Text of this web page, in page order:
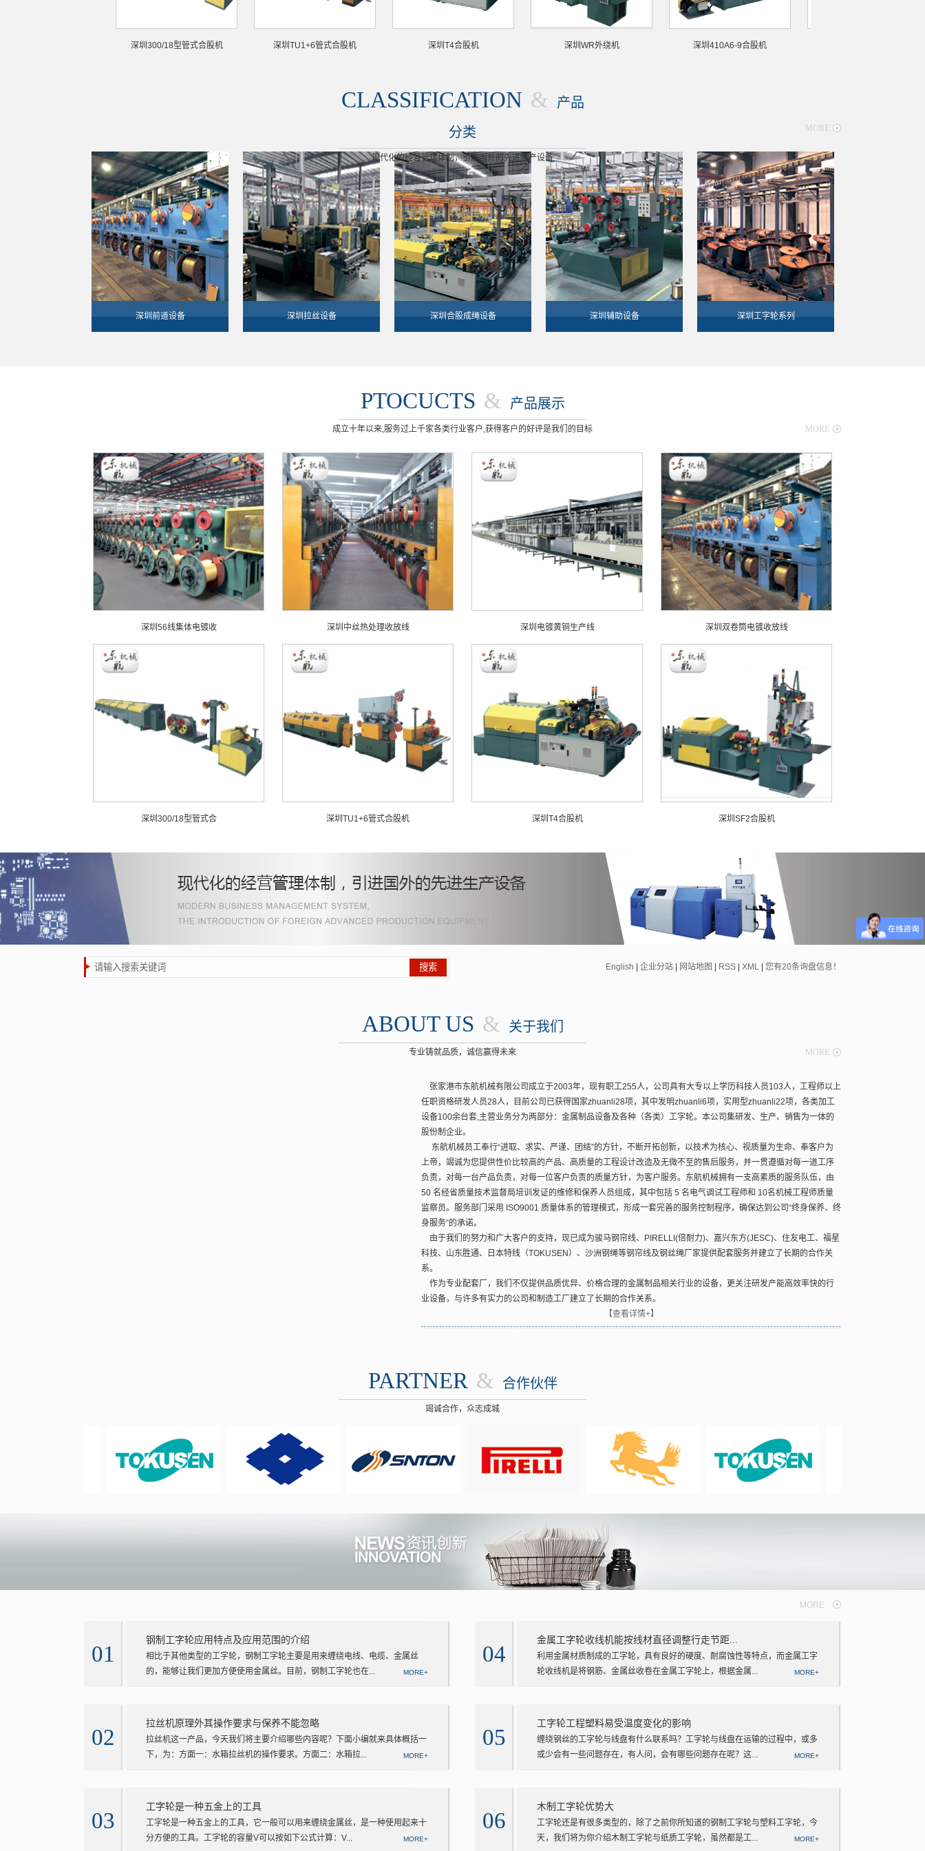
深圳300/18型管式合股机 深圳TU1+6管式合股机 深圳T4合股机 深圳WR外绕机 深圳410A6-9合股机
CLASSIFICATION &
产品
分类
现代化的经营管理体制，引进国外的先进生产设备
MORE
深圳前道设备 深圳拉丝设备 深圳合股成绳设备 深圳辅助设备 深圳工字轮系列
PTOCUCTS & 产品展示
成立十年以来,服务过上千家各类行业客户,获得客户的好评是我们的目标 MORE
深圳56线集体电镀收 深圳中丝热处理收放线 深圳电镀黄铜生产线 深圳双卷筒电镀收放线
深圳300/18型管式合 深圳TU1+6管式合股机 深圳T4合股机 深圳SF2合股机
English 企业分站 网站地图 RSS XML 您有20条询盘信息！
ABOUT US & 关于我们
专业铸就品质，诚信赢得未来 MORE
张家港市东航机械有限公司成立于2003年，现有职工255人，公司具有大专以上学历科技人员103人，工程师以上
任职资格研发人员28人，目前公司已获得国家zhuanli28项，其中发明zhuanli6项，实用型zhuanli22项，各类加工
设备100余台套,主营业务分为两部分：金属制品设备及各种（各类）工字轮。本公司集研发、生产、销售为一体的
股份制企业。
东航机械员工奉行“进取、求实、严谨、团结”的方针，不断开拓创新，以技术为核心、视质量为生命、奉客户为
上帝，竭诚为您提供性价比较高的产品、高质量的工程设计改造及无微不至的售后服务，并一贯遵循对每一道工序
负责，对每一台产品负责，对每一位客户负责的质量方针，为客户服务。东航机械拥有一支高素质的服务队伍，由
50 名经省质量技术监督局培训发证的维修和保养人员组成，其中包括 5 名电气调试工程师和 10名机械工程师质量
监察员。服务部门采用 ISO9001 质量体系的管理模式，形成一套完善的服务控制程序，确保达到公司“终身保养、终
身服务”的承诺。
由于我们的努力和广大客户的支持，现已成为骏马钢帘线、PIRELLI(倍耐力)、嘉兴东方(JESC)、住友电工、福星
科技、山东胜通、日本特线（TOKUSEN）、沙洲钢绳等钢帘线及钢丝绳厂家提供配套服务并建立了长期的合作关
系。
作为专业配套厂，我们不仅提供品质优异、价格合理的金属制品相关行业的设备，更关注研发产能高效率快的行
业设备，与许多有实力的公司和制造工厂建立了长期的合作关系。
【查看详情+】
PARTNER & 合作伙伴
竭诚合作，众志成城
MORE
01
钢制工字轮应用特点及应用范围的介绍
相比于其他类型的工字轮，钢制工字轮主要是用来缠绕电线、电缆、金属丝
的，能够让我们更加方便使用金属丝。目前，钢制工字轮也在...
MORE+
04
金属工字轮收线机能按线材直径调整行走节距...
利用金属材质制成的工字轮，具有良好的硬度、耐腐蚀性等特点，而金属工字
轮收线机是将钢筋、金属丝收卷在金属工字轮上，根据金属...
MORE+
02
拉丝机原理外其操作要求与保养不能忽略
拉丝机这一产品，今天我们将主要介绍哪些内容呢？下面小编就来具体概括一
下，为：方面一：水箱拉丝机的操作要求。方面二：水箱拉...
MORE+
05
工字轮工程塑料易受温度变化的影响
缠绕钢丝的工字轮与线盘有什么联系吗？工字轮与线盘在运输的过程中，或多
或少会有一些问题存在，有人问，会有哪些问题存在呢？这...
MORE+
03
工字轮是一种五金上的工具
工字轮是一种五金上的工具，它一般可以用来缠绕金属丝，是一种使用起来十
分方便的工具。工字轮的容量V可以按如下公式计算：V...
MORE+
06
木制工字轮优势大
工字轮还是有很多类型的，除了之前你所知道的钢制工字轮与塑料工字轮，今
天，我们将为你介绍木制工字轮与纸质工字轮，虽然都是工...
MORE+